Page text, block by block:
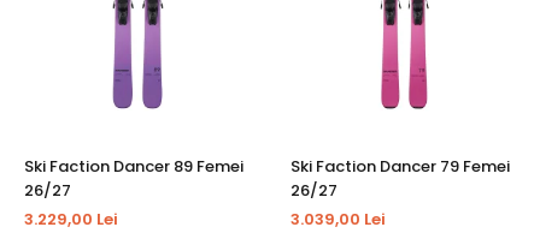
Ski Faction Dancer 89 Femei
26/27
3.229,00 Lei
Ski Faction Dancer 79 Femei
26/27
3.039,00 Lei